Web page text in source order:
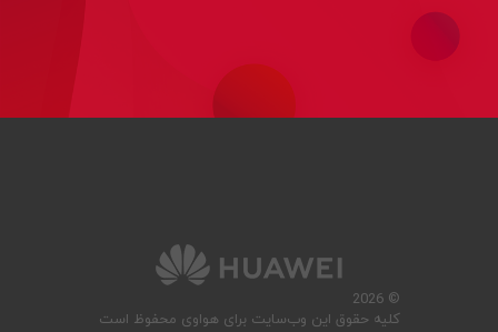
© 2026
کلیه حقوق این وب‌سایت برای هواوی محفوظ است